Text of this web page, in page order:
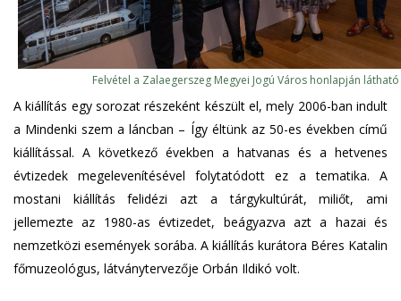
Felvétel a Zalaegerszeg Megyei Jogú Város honlapján
A kiállítás egy sorozat részeként készült el, mely 2006-ban indult
a Mindenki szem a láncban – Így éltünk az 50-es években című
kiállítással. A következő években a hatvanas és a hetvenes
évtizedek megelevenítésével folytatódott ez a tematika. A
mostani kiállítás felidézi azt a tárgykultúrát, miliőt, ami
jellemezte az 1980-as évtizedet, beágyazva azt a hazai és
nemzetközi események sorába. A kiállítás kurátora Béres Katalin
főmuzeológus, látványtervezője Orbán Ildikó volt.